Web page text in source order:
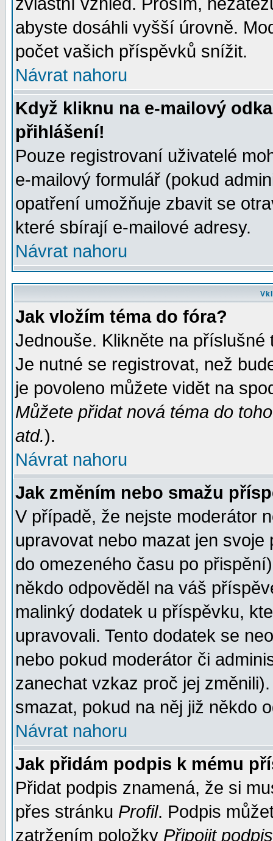
abyste dosáhli vyšší úrovně.
počet vašich příspěvků snížit.
Návrat nahoru
Když kliknu na e-mailový
přihlášení!
Pouze registrovaní uživatelé
e-mailový formulář (pokud
opatření umožňuje zbavit se
které sbírají e-mailové adresy.
Návrat nahoru
Jak vložím téma do fóra?
Jednouše. Klikněte na
Je nutné se registrovat, než
je povoleno můžete vidět na
Můžete přidat nová téma do
atd.).
Návrat nahoru
Jak změním nebo smažu
V případě, že nejste moderátor
upravovat nebo mazat jen
do omezeného času po
někdo odpověděl na váš
malinký dodatek u příspěvku,
upravovali. Tento dodatek se
nebo pokud moderátor či
zanechat vzkaz proč jej
smazat, pokud na něj již někdo
Návrat nahoru
Jak přidám podpis k mému
Přidat podpis znamená, že si
přes stránku Profil. Podpis
zatržením položky Připojit podpis